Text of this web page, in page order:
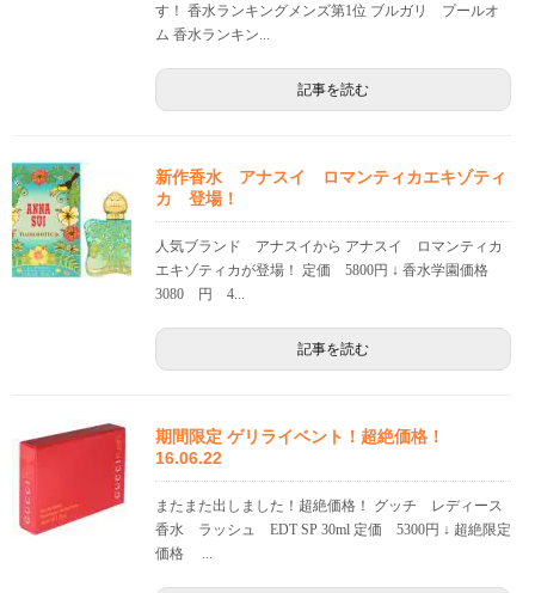
す！ 香水ランキングメンズ第1位 ブルガリ プールオ
ム 香水ランキン...
記事を読む
新作香水 アナスイ ロマンティカエキゾティ
カ 登場！
人気ブランド アナスイから アナスイ ロマンティカ
エキゾティカが登場！ 定価 5800円 ↓ 香水学園価格
3080 円 4...
記事を読む
期間限定 ゲリライベント！超絶価格！
16.06.22
またまた出しました！超絶価格！ グッチ レディース
香水 ラッシュ EDT SP 30ml 定価 5300円 ↓ 超絶限定
価格 ...